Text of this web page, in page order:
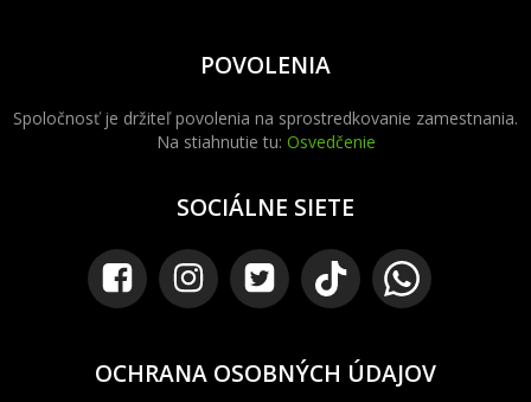
POVOLENIA
Spoločnosť je držiteľ povolenia na sprostredkovanie zamestnania.
Na stiahnutie tu: Osvedčenie
SOCIÁLNE SIETE
OCHRANA OSOBNÝCH ÚDAJOV